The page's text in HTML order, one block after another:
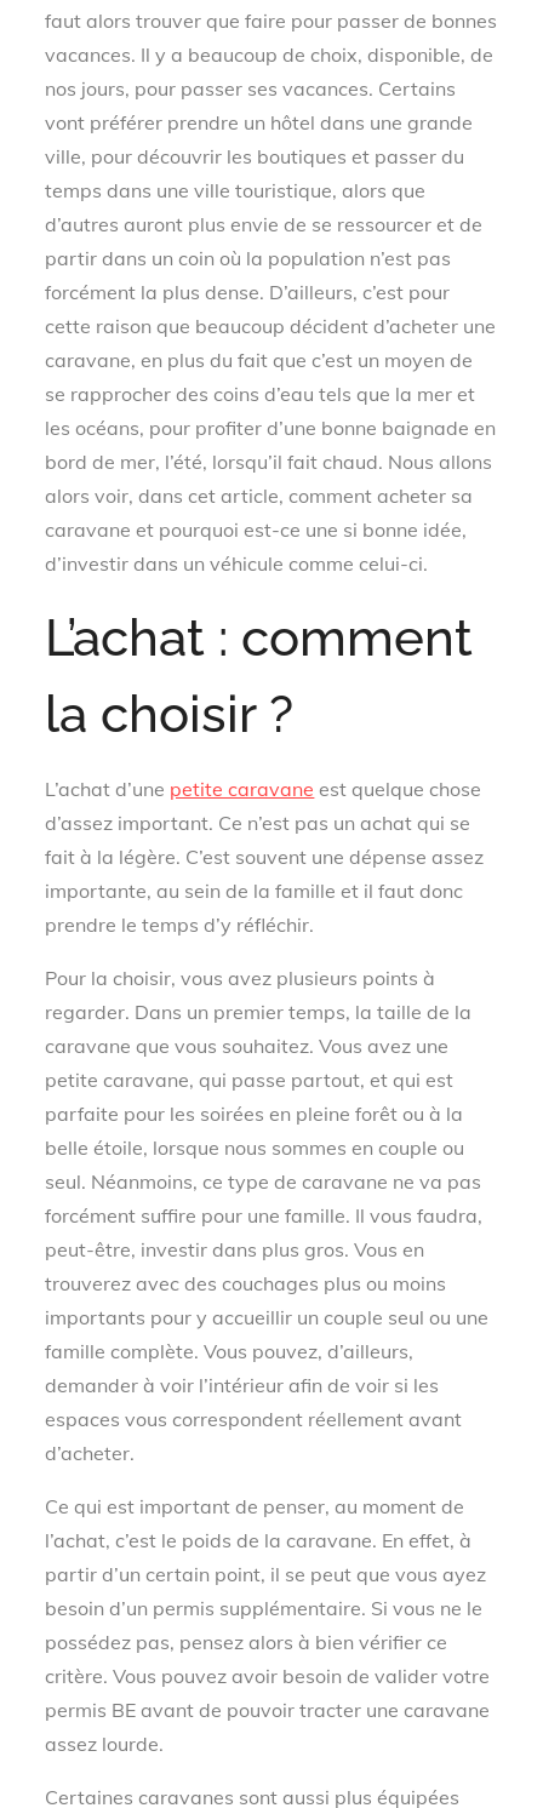
faut alors trouver que faire pour passer de bonnes
vacances. Il y a beaucoup de choix, disponible, de
nos jours, pour passer ses vacances. Certains
vont préférer prendre un hôtel dans une grande
ville, pour découvrir les boutiques et passer du
temps dans une ville touristique, alors que
d’autres auront plus envie de se ressourcer et de
partir dans un coin où la population n’est pas
forcément la plus dense. D’ailleurs, c’est pour
cette raison que beaucoup décident d’acheter une
caravane, en plus du fait que c’est un moyen de
se rapprocher des coins d’eau tels que la mer et
les océans, pour profiter d’une bonne baignade en
bord de mer, l’été, lorsqu’il fait chaud. Nous allons
alors voir, dans cet article, comment acheter sa
caravane et pourquoi est-ce une si bonne idée,
d’investir dans un véhicule comme celui-ci.
L’achat : comment
la choisir ?
L’achat d’une petite caravane est quelque chose
d’assez important. Ce n’est pas un achat qui se
fait à la légère. C’est souvent une dépense assez
importante, au sein de la famille et il faut donc
prendre le temps d’y réfléchir.
Pour la choisir, vous avez plusieurs points à
regarder. Dans un premier temps, la taille de la
caravane que vous souhaitez. Vous avez une
petite caravane, qui passe partout, et qui est
parfaite pour les soirées en pleine forêt ou à la
belle étoile, lorsque nous sommes en couple ou
seul. Néanmoins, ce type de caravane ne va pas
forcément suffire pour une famille. Il vous faudra,
peut-être, investir dans plus gros. Vous en
trouverez avec des couchages plus ou moins
importants pour y accueillir un couple seul ou une
famille complète. Vous pouvez, d’ailleurs,
demander à voir l’intérieur afin de voir si les
espaces vous correspondent réellement avant
d’acheter.
Ce qui est important de penser, au moment de
l’achat, c’est le poids de la caravane. En effet, à
partir d’un certain point, il se peut que vous ayez
besoin d’un permis supplémentaire. Si vous ne le
possédez pas, pensez alors à bien vérifier ce
critère. Vous pouvez avoir besoin de valider votre
permis BE avant de pouvoir tracter une caravane
assez lourde.
Certaines caravanes sont aussi plus équipées